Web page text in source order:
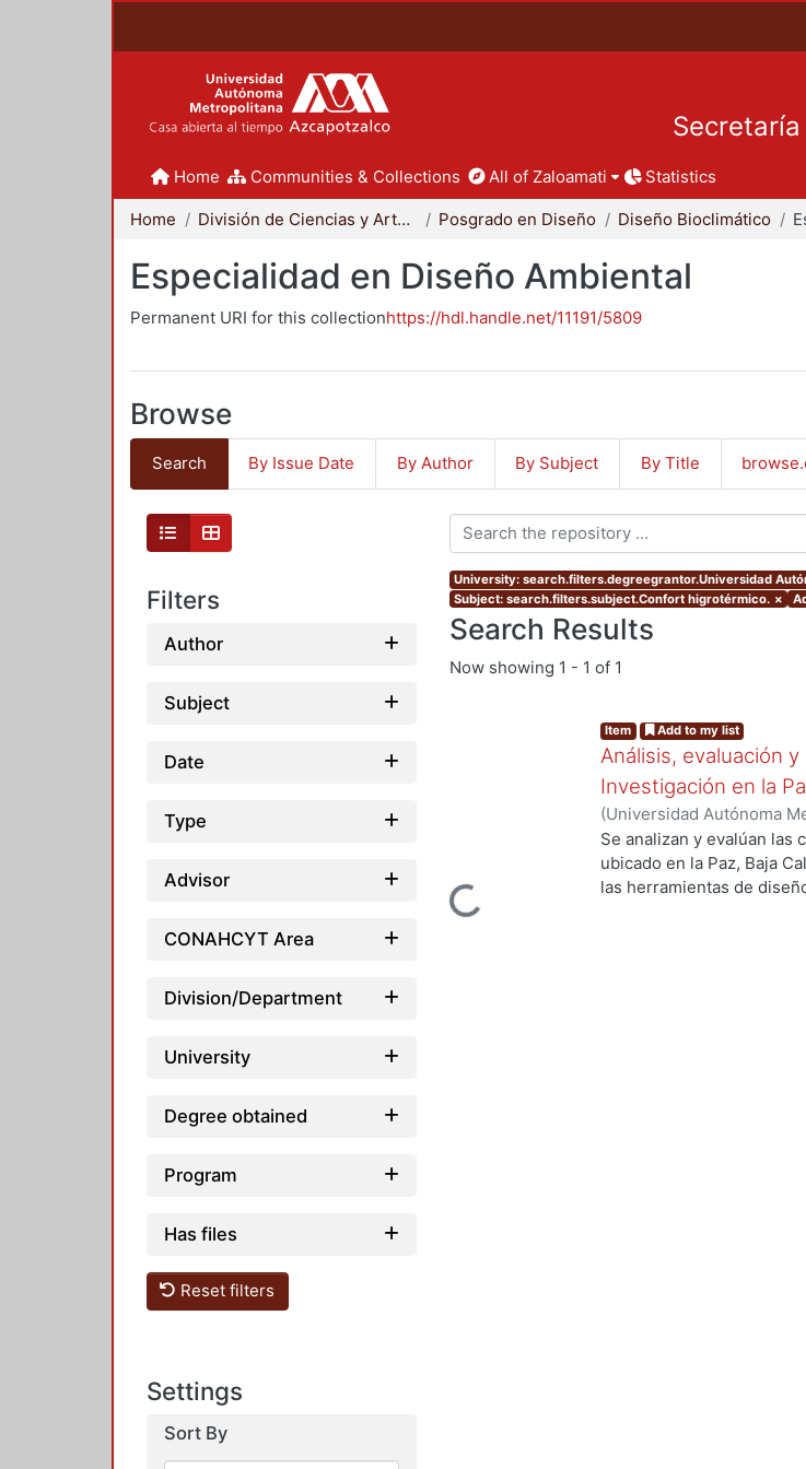
Home Communities & Collections All of Zaloamati Statistics
Home División de Ciencias y Artes para el Diseño Posgrado en Diseño Diseño Bioclimático
Especialidad en Diseño Ambiental
Permanent URI for this collectionhttps://hdl.handle.net/11191/5809
Browse
Search By Issue Date By Author By Subject By Title
Filters
Author
Subject
Date
Type
Advisor
CONAHCYT Area
Division/Department
University
Degree obtained
Program
Has files
Reset filters
Settings
Sort By
University: search.filters.degreegrantor.Universidad
Subject: search.filters.subject.Confort higrotérmico. ×
Search Results
Now showing 1 - 1 of 1
Loading...
Item Add to my list
Análisis, evaluación
Investigación en la
(Universidad Autónoma
de Servicios de
Se analizan y evalúan
ubicado en la Paz, Baja
las herramientas de